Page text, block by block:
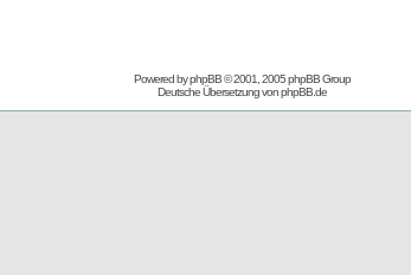
Powered byphpBB© 2001, 2005 phpBB Group
Deutsche Übersetzung vonphpBB.de